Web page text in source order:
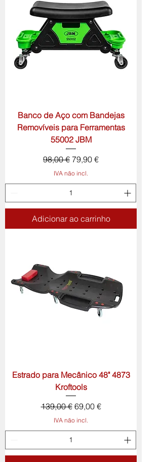
Banco de Aço com Bandejas
Removíveis para Ferramentas
55002 JBM
Preço normal
98,00 € Preço promocional
79,90 €
IVA não incl.
Adicionar ao carrinho
Estrado para Mecânico 48" 4873
Kroftools
Preço normal
139,00 € Preço promocional
69,00 €
IVA não incl.